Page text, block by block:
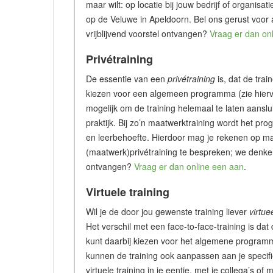
maar wilt: op locatie bij jouw bedrijf of
op de Veluwe in Apeldoorn. Bel ons gerust
vrijblijvend voorstel ontvangen? Vraag er dan
Privétraining
De essentie van een privétraining is, dat de
kiezen voor een algemeen programma (zie
mogelijk om de training helemaal te laten
praktijk. Bij zo’n maatwerktraining wordt het
en leerbehoefte. Hierdoor mag je rekenen op
(maatwerk)privétraining te bespreken; we
ontvangen? Vraag er dan online een aan.
Virtuele training
Wil je de door jou gewenste training liever
Het verschil met een face-to-face-training is
kunt daarbij kiezen voor het algemene
kunnen de training ook aanpassen aan je
virtuele training in je eentje, met je collega’s of